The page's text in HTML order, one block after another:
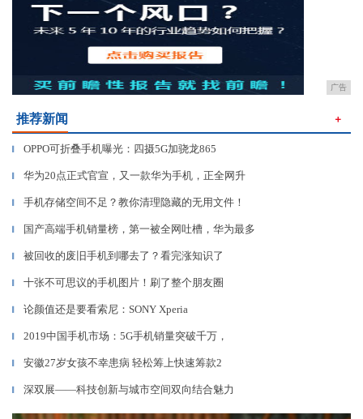
广告
推荐新闻 ＋
▎ OPPO可折叠手机曝光：四摄5G加骁龙865
▎ 华为20点正式官宣，又一款华为手机，正全网升
▎ 手机存储空间不足？教你清理隐藏的无用文件！
▎ 国产高端手机销量榜，第一被全网吐槽，华为最多
▎ 被回收的废旧手机到哪去了？看完涨知识了
▎ 十张不可思议的手机图片！刷了整个朋友圈
▎ 论颜值还是要看索尼：SONY Xperia
▎ 2019中国手机市场：5G手机销量突破千万，
▎ 安徽27岁女孩不幸患病 轻松筹上快速筹款2
▎ 深双展——科技创新与城市空间双向结合魅力